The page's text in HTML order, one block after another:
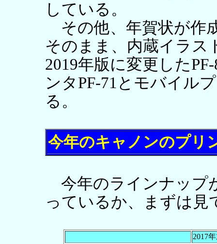
している。
その他、年賀状が作
そのまま、内蔵イラス
2019年版に変更した
ンタPF-71とモバイル
る。
今年のキャノンのプリ
今年のラインナップ
っているか、まずは見
2017